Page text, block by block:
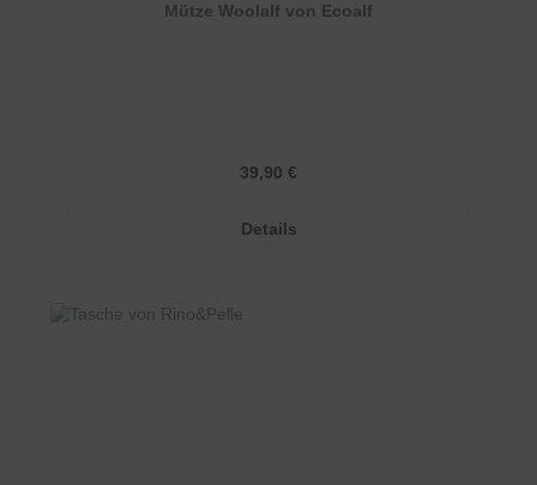
Mütze Woolalf von Ecoalf
Regulärer Preis:
39,90 €
Details